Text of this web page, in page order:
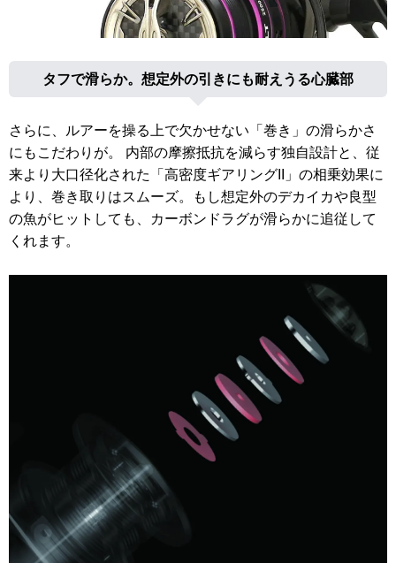
タフで滑らか。想定外の引きにも耐えうる心臓部
さらに、ルアーを操る上で欠かせない「巻き」の滑らかさ
にもこだわりが。 内部の摩擦抵抗を減らす独自設計と、従
来より大口径化された「高密度ギアリングII」の相乗効果に
より、巻き取りはスムーズ。もし想定外のデカイカや良型
の魚がヒットしても、カーボンドラグが滑らかに追従して
くれます。